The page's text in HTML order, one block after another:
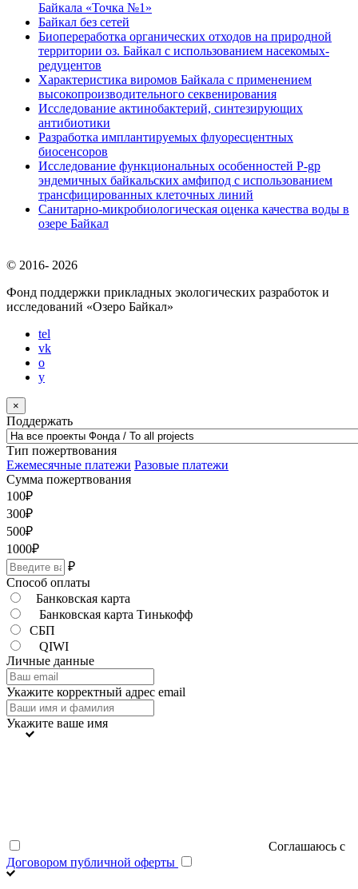
Байкала «Точка №1»
Байкал без сетей
Биопереработка органических отходов на природной
территории оз. Байкал с использованием насекомых-
редуцентов
Характеристика виромов Байкала с применением
высокопроизводительного секвенирования
Исследование актинобактерий, синтезирующих
антибиотики
Разработка имплантируемых флуоресцентных
биосенсоров
Исследование функциональных особенностей P-gp
эндемичных байкальских амфипод с использованием
трансфицированных клеточных линий
Санитарно-микробиологическая оценка качества воды в
озере Байкал
© 2016- 2026
Фонд поддержки прикладных экологических разработок и
исследований «Озеро Байкал»
tel
vk
o
y
×
Поддержать
Тип пожертвования
Ежемесячные платежи Разовые платежи
Сумма пожертвования
100₽
300₽
500₽
1000₽
₽
Способ оплаты
Банковская карта
Банковская карта Тинькофф
СБП
QIWI
Личные данные
Укажите корректный адрес email
Укажите ваше имя
Соглашаюсь с
Договором публичной оферты